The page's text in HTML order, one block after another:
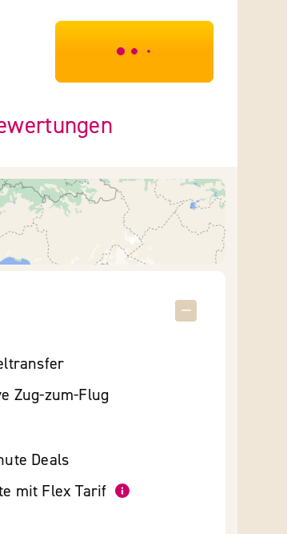
***************
Zug-zum-Flug
Deals
mit Flex Tarif